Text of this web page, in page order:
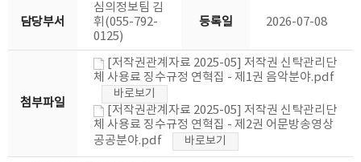
담당부서
심의정보팀 김
휘(055-792-
0125)
등록일 2026-07-08
첨부파일
[저작권관계자료 2025-05] 저작권 신탁관리단
체 사용료 징수규정 연혁집 - 제1권 음악분야.pdf
바로보기
[저작권관계자료 2025-05] 저작권 신탁관리단
체 사용료 징수규정 연혁집 - 제2권 어문방송영상
공공분야.pdf
바로보기